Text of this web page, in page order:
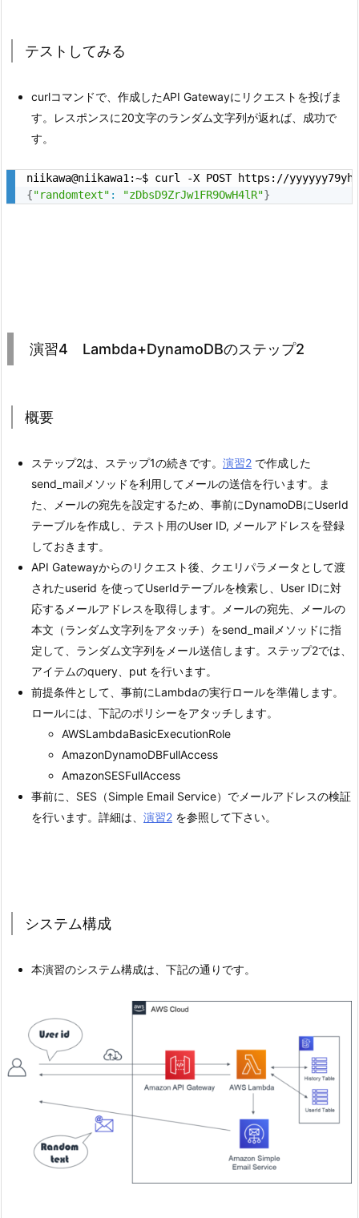
テストしてみる
curlコマンドで、作成したAPI Gatewayにリクエストを投げま
す。レスポンスに20文字のランダム文字列が返れば、成功で
す。
niikawa@niikawa1:~$ curl -X POST https://
{"randomtext" : "zDbsD9ZrJw1FR9OwH4lR"}
演習4 Lambda+DynamoDBのステップ2
概要
ステップ2は、ステップ1の続きです。 演習2 で作成した
send_mailメソッドを利用してメールの送信を行います。ま
た、メールの宛先を設定するため、事前にDynamoDBにUserId
テーブルを作成し、テスト用のUser ID, メールアドレスを登録
しておきます。
API Gatewayからのリクエスト後、クエリパラメータとして渡
されたuserid を使ってUserIdテーブルを検索し、User IDに対
応するメールアドレスを取得します。メールの宛先、メールの
本文（ランダム文字列をアタッチ）をsend_mailメソッドに指
定して、ランダム文字列をメール送信します。ステップ2では、
アイテムのquery、put を行います。
前提条件として、事前にLambdaの実行ロールを準備します。
ロールには、下記のポリシーをアタッチします。
AWSLambdaBasicExecutionRole
AmazonDynamoDBFullAccess
AmazonSESFullAccess
事前に、SES（Simple Email Service）でメールアドレスの検証
を行います。詳細は、 演習2 を参照して下さい。
システム構成
本演習のシステム構成は、下記の通りです。